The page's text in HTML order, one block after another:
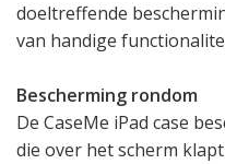
doeltreffende
van handige
Bescherming rondom
De CaseMe iPad case
die over het scherm